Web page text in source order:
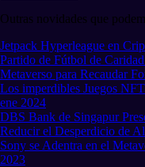
Outras novidades que
Jetpack Hyperleague en
Partido de Fútbol de
Metaverso para Recaudar
Los imperdibles Juegos
ene 2024
DBS Bank de Singapur
Reducir el Desperdicio de
Sony se Adentra en el
2023